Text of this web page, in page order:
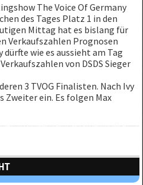
The Voice Of Germany
des Tages Platz 1 in den
Mittag hat es bislang für
Verkaufszahlen Prognosen
dürfte wie es aussieht am Tag
von DSDS Sieger
3 TVOG Finalisten. Nach Ivy
Zweiter ein. Es folgen Max